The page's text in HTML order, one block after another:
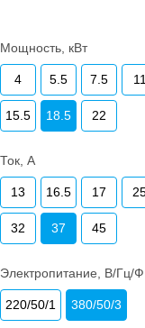
Мощность, кВт
4 5.5 7.5 11
15.5 18.5 22
Ток, А
13 16.5 17
32 37 45
Электропитание, В/Гц/Ф
220/50/1 380/50/3